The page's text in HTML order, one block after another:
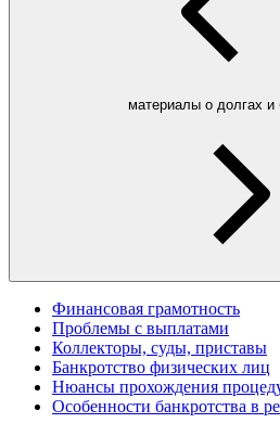
материалы о долгах и
Финансовая грамотность
Проблемы с выплатами
Коллекторы, суды, приставы
Банкротство физических лиц
Нюансы прохождения
Особенности банкротства в